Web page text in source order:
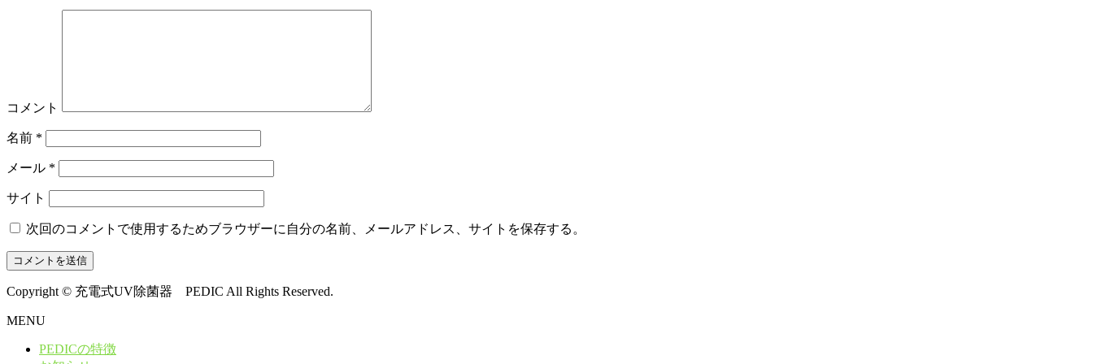
コメント
名前 *
メール *
サイト
次回のコメントで使用するためブラウザーに自分の名前、メールアドレス、サイトを保存する。
Copyright © 充電式UV除菌器 PEDIC All Rights Reserved.
MENU
PEDICの特徴